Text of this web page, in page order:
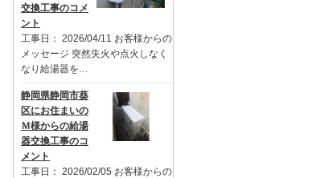
交換工事のコメ
ント
工事日： 2026/04/11 お客様からの
メッセージ 突然失火や点火しなく
なり給湯器を…
静岡県静岡市葵
区にお住まいの
Ｍ様からの給湯
器交換工事のコ
メント
工事日： 2026/02/05 お客様からの